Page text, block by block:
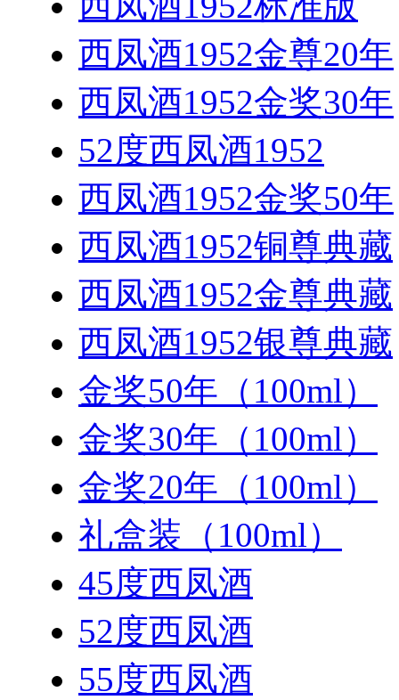
西凤酒1952金尊20年
西凤酒1952金奖30年
52度西凤酒1952
西凤酒1952金奖50年
西凤酒1952铜尊典藏
西凤酒1952金尊典藏
西凤酒1952银尊典藏
金奖50年（100ml）
金奖30年（100ml）
金奖20年（100ml）
礼盒装（100ml）
45度西凤酒
52度西凤酒
55度西凤酒